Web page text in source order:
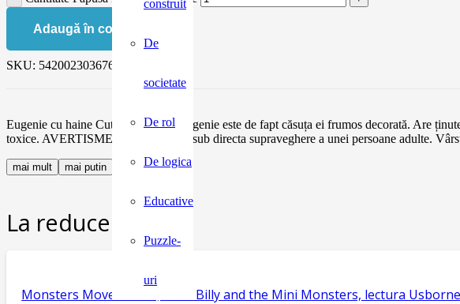
construit
De
societate
De rol
De logica
Educative
Puzzle-
uri
Adaugă în coș
SKU: 5420023036766
Eugenie cu haine Cutia în care stă Eugenie este de fapt căsuța ei frumos decorată. Are
toxice. AVERTISMENT! A se folosi sub directa supraveghere a unei persoane adulte.
mai mult mai putin
La reducere:
Monsters Move House, seria Billy and the Mini Monsters, lectura Usborne